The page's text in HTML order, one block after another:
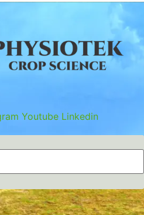
Youtube Linkedin